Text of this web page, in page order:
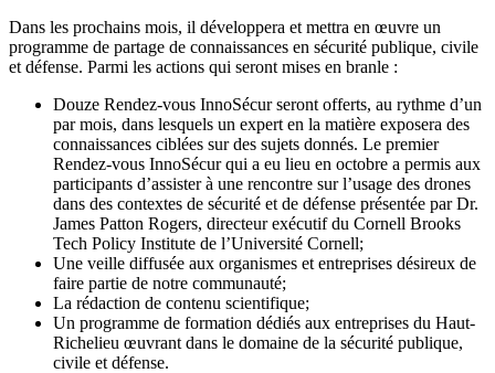
Dans les prochains mois, il développera et mettra en œuvre un
programme de partage de connaissances en sécurité publique, civile
et défense. Parmi les actions qui seront mises en branle :
Douze Rendez-vous InnoSécur seront offerts, au rythme d’un
par mois, dans lesquels un expert en la matière exposera des
connaissances ciblées sur des sujets donnés. Le premier
Rendez-vous InnoSécur qui a eu lieu en octobre a permis aux
participants d’assister à une rencontre sur l’usage des drones
dans des contextes de sécurité et de défense présentée par Dr.
James Patton Rogers, directeur exécutif du Cornell Brooks
Tech Policy Institute de l’Université Cornell;
Une veille diffusée aux organismes et entreprises désireux de
faire partie de notre communauté;
La rédaction de contenu scientifique;
Un programme de formation dédiés aux entreprises du Haut-
Richelieu œuvrant dans le domaine de la sécurité publique,
civile et défense.